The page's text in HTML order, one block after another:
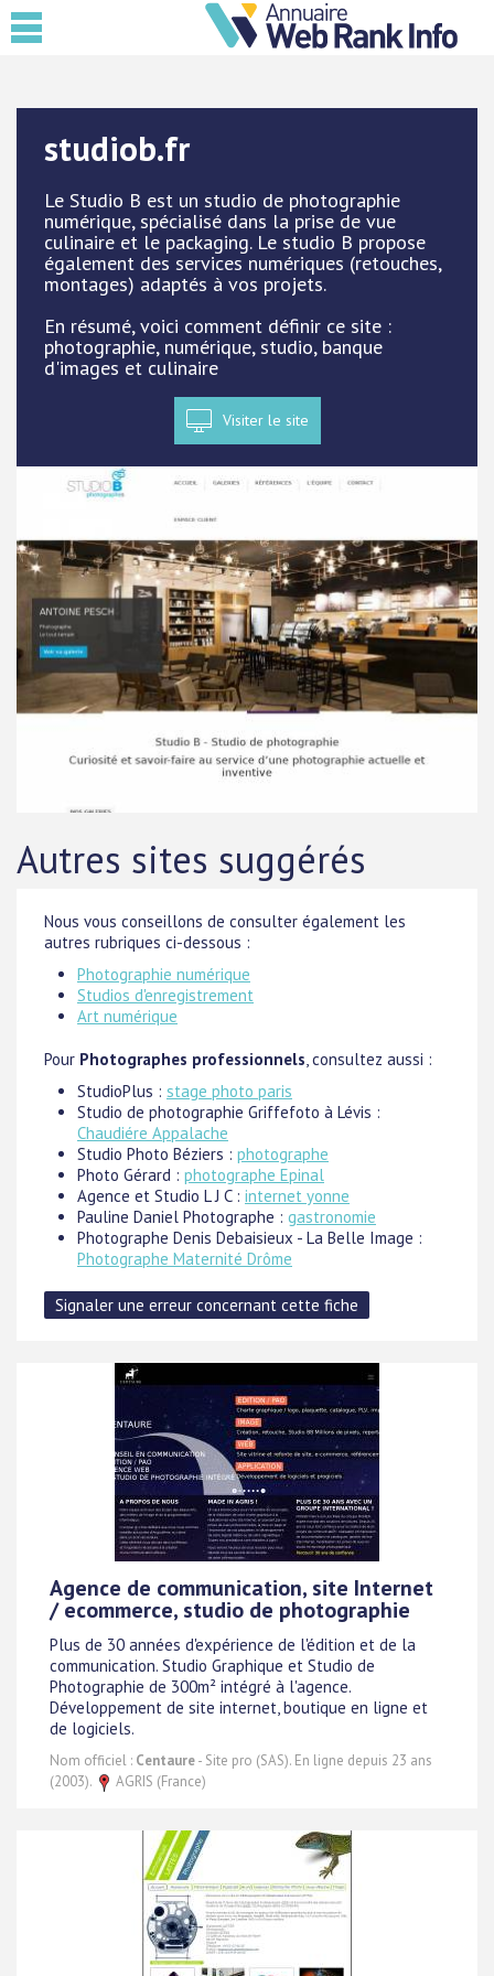
studiob.fr
Le Studio B est un studio de photographie
numérique, spécialisé dans la prise de vue
culinaire et le packaging. Le studio B propose
également des services numériques (retouches,
montages) adaptés à vos projets.
En résumé, voici comment définir ce site :
photographie, numérique, studio, banque
d'images et culinaire
Visiter le site
Autres sites suggérés
Nous vous conseillons de consulter également les
autres rubriques ci-dessous :
Photographie numérique
Studios d'enregistrement
Art numérique
Pour Photographes professionnels, consultez aussi :
StudioPlus : stage photo paris
Studio de photographie Griffefoto à Lévis :
Chaudiére Appalache
Studio Photo Béziers : photographe
Photo Gérard : photographe Epinal
Agence et Studio L J C : internet yonne
Pauline Daniel Photographe : gastronomie
Photographe Denis Debaisieux - La Belle Image :
Photographe Maternité Drôme
Agence de communication, site Internet
/ ecommerce, studio de photographie
Plus de 30 années d'expérience de l'édition et de la
communication. Studio Graphique et Studio de
Photographie de 300m² intégré à l'agence.
Développement de site internet, boutique en ligne et
de logiciels.
Nom officiel : Centaure- Site pro (SAS). En ligne depuis 23 ans
(2003).
AGRIS (France)